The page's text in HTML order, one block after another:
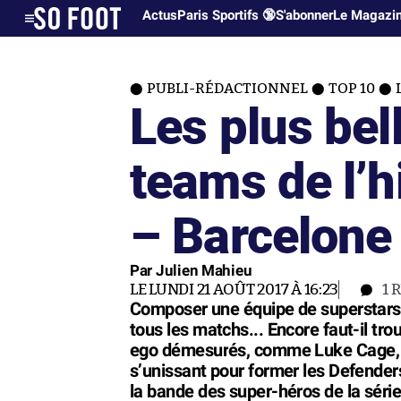
ActusParis Sportifs 🔞S'abonnerLe
PUBLI-RÉDACTIONNEL TOP 10
Les plus
teams de
–
Par Julien Mahieu
LE LUNDI 21 AOÛT 2017 À 16:23 1
Composer une équipe de
tous les matchs... Encore faut-il
ego démesurés, comme Luke
s’unissant pour former les
la bande des super-héros de la